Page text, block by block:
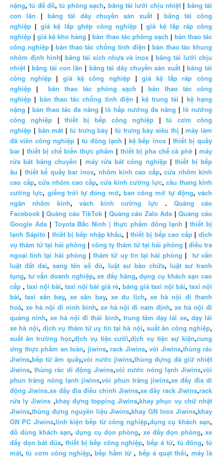
nặng,tủ để đồ,tủ phòng sạch, băng tải lưới chịu nhiệt| băng tải
con lăn | băng tải dây chuyền sản xuất | băng tải công
nghiệp | giá kệ lắp ghép công nghiệp |giá kệ lắp ráp công
nghiệp |giá kệ kho hàng |bàn thao tác phòng sạch | bàn thao tác
công nghiệp|bàn thao tác chống tĩnh điện | bàn thao tác khung
nhôm định hình| băng tải xích nhựa và inox |băng tải lưới chịu
nhiệt |băng tải con lăn | băng tải dây chuyền sản xuất |băng tải
công nghiệp|giá kệ công nghiệp |giá kệ lắp ráp công
nghiệp |bàn thao tác phòng sạch | bàn thao tác công
nghiệp | bàn thao tác chống tĩnh điện | kệ trung tải | kệ hạng
nặng | bàn thao tác đa năng |lò hấp nướng đa năng |lò nướng
công nghiệp|thiết bị bếp công nghiệp|tủ cơm công
nghiệp | bàn mát | tủ trưng bày | tủ trưng bày siêu thị |máy làm
đá viên công nghiệp | tủ đông lạnh |kệ bếp inox| thiết bị quầy
bar | thiết bị chế biến thực phẩm | thiết bị pha chế cà phê | máy
rửa bát băng chuyền | máy rửa bát công nghiệp|thiết bị bếp
âu | thiết kế quầy bar inox, nhôm kính cao cấp,cửa nhôm kính
cao cấp, cửa nhôm cao cấp, cửa kính cường lực, cầu thang kính
cường lực, giếng trời tự đóng mở, ban công mở tự động, vách
ngăn nhôm kính, vách kính cường lực . Quảng cáo
Facebook |Quảng cáo TikTok | Quảng cáo Zalo Ads |Quảng cáo
Google Ads| Toyota Bắc Ninh | thực phẩm đông lạnh |thiết bị
lạnh Sápito | thiết bị bếp nhập khẩu, |thiết bị bếp cao cấp|dịch
vụ thám tử tại hải phòng | công ty thám tử tại hải phòng | điều tra
ngoại tình tại hải phòng |thám tử uy tín tại hải phòng | tư vấn
luật đất đai, sang tên sổ đỏ, luật sư bào chữa, luật sư tranh
tụng, tư vấn doanh nghiệp,xe đẩy hàng,dụng cụ khách sạn cao
cấp , taxi nội bài, taxi nội bài giá rẻ, bảng giá taxi nội bài, taxi nội
bài,taxi sân bay,xe sân bay,xe du lịch, xe hà nội đi thanh
hoá, xe hà nội đi ninh bình, xe hà nội đi nam định,xe hà nội đi
quảng ninh,xe hà nội đi thái bình, trung tâm dạy lái xe, dạy lái
xe hà nội,dịch vụ thám tử uy tín tại hà nội,suất ăn công nghiệp,
suất ăn trường học,dịch vụ tiệc cưới,dịch vụ tiệc sự kiện,cung
ứng thực phẩm an toàn, jiwins, rack Jiwins, vòi Jiwins,thùng rác
Jiwins,bếp từ âm quầy,vòi nước jiwins,thùng đựng đá giữ nhiệt
Jiwins,thùng rác di động Jiwins,vòi nước nóng lạnh Jiwins,vòi
phun tráng nóng lạnh jiwins,vòi phun tráng jiwins,xe đẩy đĩa di
động Jiwins,xe đẩy đĩa điều chỉnh Jiwins,xe đẩy rack Jiwins,rack
rửa ly Jiwins ,khay đựng topping Jiwins,khay phục vụ chữ nhật
Jiwins,thùng đựng nguyên liệu Jiwins,khay GN Inox Jiwins,khay
GN PC Jiwins,linh kiện bếp từ công nghiệp,dụng cụ khách sạn,
đồ dùng khách sạn,dụng cụ dọn phòng, xe đẩy dọn phòng,xe
đẩy dọn bát đũa, thiết bị bếp công nghiệp,bếp á từ,tủ đông,tủ
mát,tủ cơm công nghiệp,bếp hầm từ , bếp á quạt thổi, máy là